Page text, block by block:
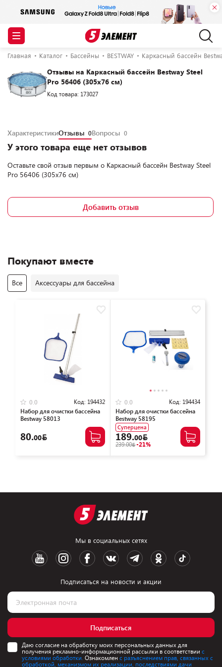
Главная Каталог Бассейны BESTWAY Каркасный бассейн
Отзывы на Каркасный бассейн Bestway Steel
Pro 56406 (305x76 см)
Код товара: 173027
ХарактеристикиОтзывы 0Вопросы 0
У этого товара еще нет отзывов
Оставьте свой отзыв первым о Каркасный бассейн Bestway Steel
Pro 56406 (305x76 см)
Добавить отзыв
Покупают вместе
Все Аксессуары для бассейна
0.0 Код: 194432
Набор для очистки бассейна
Bestway 58013
80.00
0.0 Код: 194434
Набор для очистки бассейна
Bestway 58195
Суперцена
189.00
239.00 -21%
Мы в социальных сетях
Подписаться на новости и акции
Подписаться
Даю согласие на обработку моих персональных данных для
получения рекламно-информационной рассылки в соответствии с
условиями обработки. Ознакомлен с разъяснением прав, связанных с
обработкой, механизмом их реализации, последствиями дачи